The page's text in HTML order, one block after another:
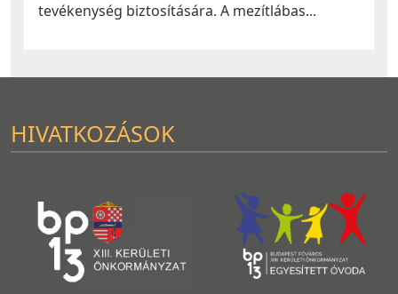
tevékenység biztosítására. A mezítlábas...
HIVATKOZÁSOK